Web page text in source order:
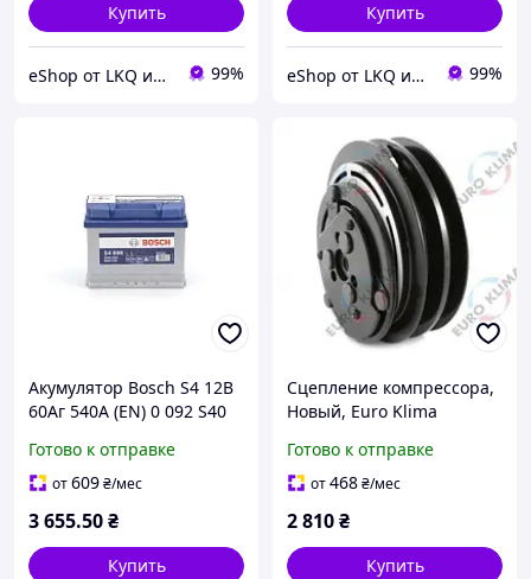
Купить
eShop от LKQ интернет-магазин автозапчастей 99%
Купить
eShop от LKQ интернет-магазин автозапчастей 99%
Акумулятор Bosch S4 12В
60Аг 540А (EN) 0 092 S40
Готово к отправке
от609₴/мес
3 655.50₴
Купить
Сцепление компрессора,
Новый, Euro Klima
CA20724V, EURO KLIMA
CA20724V
Готово к отправке
от468₴/мес
2 810₴
Купить